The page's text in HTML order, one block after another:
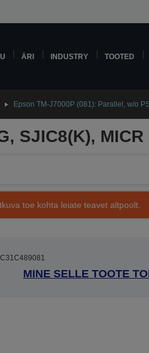
ÄRI INDUSTRY TOOTED
Epson TM-J7000P (081): Parallel, w/o
SJIC8(K), MICR
toe kohta leiate teavet altpoolt.
MINE SELLE TOOTE